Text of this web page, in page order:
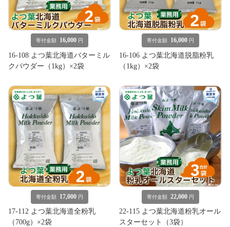
寄付金額 16,000 円
16-108 よつ葉北海道バターミル
クパウダー（1kg）×2袋
寄付金額 16,000 円
16-106 よつ葉北海道脱脂粉乳
（1kg）×2袋
寄付金額 17,000 円
17-112 よつ葉北海道全粉乳
（700g）×2袋
寄付金額 22,000 円
22-115 よつ葉北海道粉乳オール
スターセット（3袋）